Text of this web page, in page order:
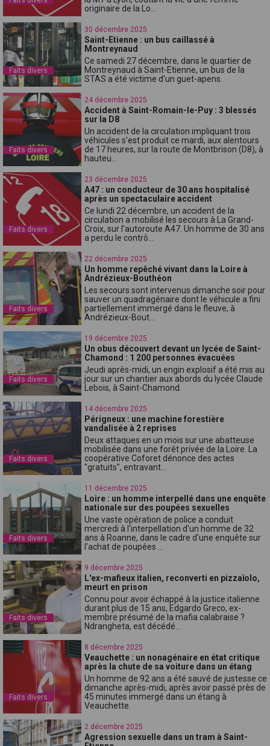
originaire de la Lo...
Faits divers
30 décembre 2025
Saint-Etienne : un bus caillassé à
Montreynaud
Ce samedi 27 décembre, dans le quartier de
Montreynaud à Saint-Etienne, un bus de la
STAS a été victime d'un guet-apens.
Faits divers
24 décembre 2025
Accident à Saint-Romain-le-Puy : 3 blessés
sur la D8
Un accident de la circulation impliquant trois
véhicules s'est produit ce mardi, aux alentours
de 17 heures, sur la route de Montbrison (D8), à
hauteu...
Faits divers
23 décembre 2025
A47 : un conducteur de 30 ans hospitalisé
après un spectaculaire accident
Ce lundi 22 décembre, un accident de la
circulation a mobilisé les secours à La Grand-
Croix, sur l'autoroute A47. Un homme de 30 ans
a perdu le contrô...
Faits divers
22 décembre 2025
Un homme repêché vivant dans la Loire à
Andrézieux-Bouthéon
Les secours sont intervenus dimanche soir pour
sauver un quadragénaire dont le véhicule a fini
partiellement immergé dans le fleuve, à
Andrézieux-Bout...
Faits divers
19 décembre 2025
Un obus découvert devant un lycée de Saint-
Chamond : 1 200 personnes évacuées
Jeudi après-midi, un engin explosif a été mis au
jour sur un chantier aux abords du lycée Claude
Lebois, à Saint-Chamond.
Faits divers
14 décembre 2025
Périgneux : une machine forestière
vandalisée à 2 reprises
Deux attaques en un mois sur une abatteuse
mobilisée dans une forêt privée de la Loire. La
coopérative Coforet dénonce des actes
"gratuits", entravant...
Faits divers
11 décembre 2025
Loire : un homme interpellé dans une enquête
nationale sur des poupées sexuelles
Une vaste opération de police a conduit
mercredi à l'interpellation d'un homme de 32
ans à Roanne, dans le cadre d'une enquête sur
l'achat de poupées ...
Faits divers
9 décembre 2025
L'ex-mafieux italien, reconverti en pizzaïolo,
meurt en prison
Connu pour avoir échappé à la justice italienne
durant plus de 15 ans, Edgardo Greco, ex-
membre présumé de la mafia calabraise ?
Ndrangheta, est décédé...
Faits divers
8 décembre 2025
Veauchette : un nonagénaire en état critique
après la chute de sa voiture dans un étang
Un homme de 92 ans a été sauvé de justesse ce
dimanche après-midi, après avoir passé près de
45 minutes immergé dans un étang à
Veauchette.
2 décembre 2025
Agression sexuelle dans un tram à Saint-